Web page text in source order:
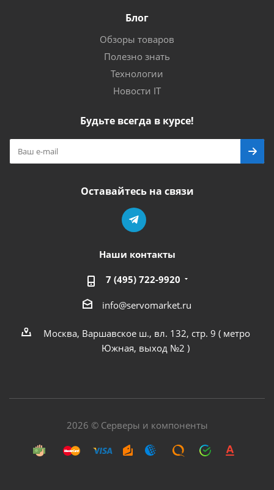
Блог
Обзоры товаров
Полезно знать
Технологии
Новости IT
Будьте всегда в курсе!
Оставайтесь на связи
Наши контакты
7 (495) 722-9920
info@servomarket.ru
Москва, Варшавское ш., вл. 132, стр. 9 ( метро
Южная, выход №2 )
2026 © Серверы и компоненты